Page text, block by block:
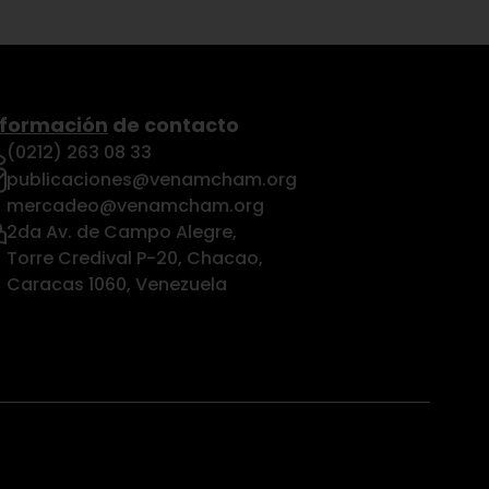
de contacto
(0212) 263 08 33
publicaciones@venamcham.org
mercadeo@venamcham.org
2da Av. de Campo Alegre,
Torre Credival P-20, Chacao,
Caracas 1060, Venezuela